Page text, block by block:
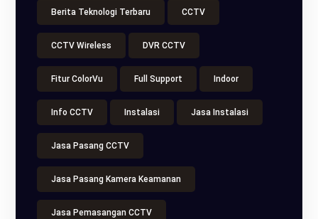
Berita Teknologi Terbaru CCTV
CCTV Wireless DVR CCTV
Fitur ColorVu Full Support Indoor
Info CCTV Instalasi Jasa Instalasi
Jasa Pasang CCTV
Jasa Pasang Kamera Keamanan
Jasa Pemasangan CCTV